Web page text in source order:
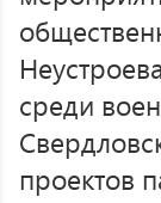
среди
проектов